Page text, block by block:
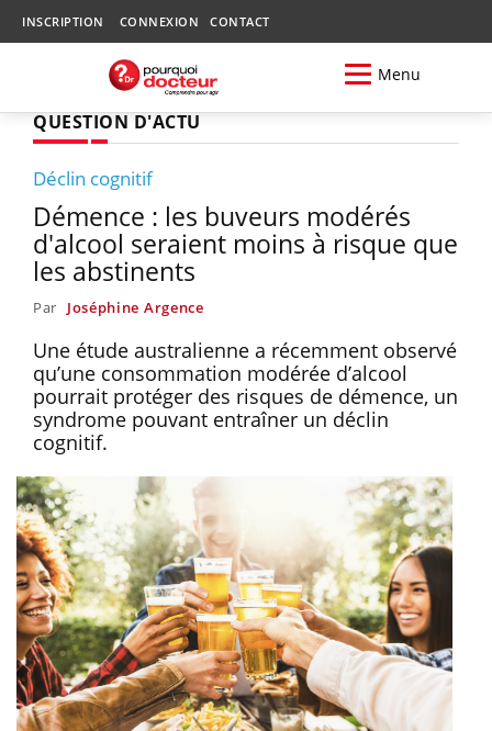
INSCRIPTION CONNEXION CONTACT
Menu
QUESTION D'ACTU
Déclin cognitif
Démence : les buveurs modérés
d'alcool seraient moins à risque que
les abstinents
Par Joséphine Argence
Une étude australienne a récemment observé
qu’une consommation modérée d’alcool
pourrait protéger des risques de démence, un
syndrome pouvant entraîner un déclin
cognitif.